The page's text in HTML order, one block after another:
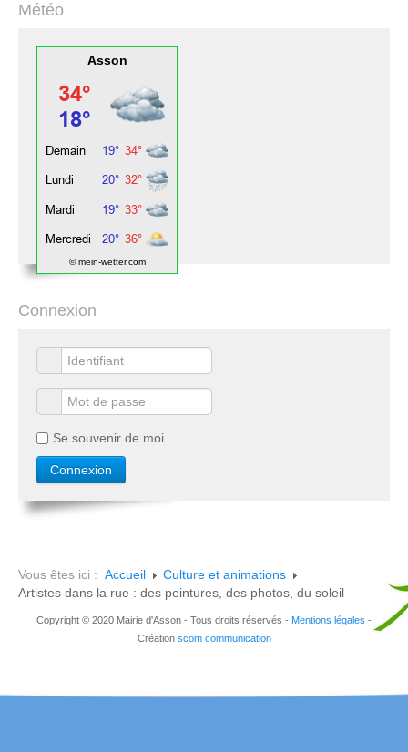
Météo
Asson
© mein-wetter.com
Connexion
Se souvenir de moi
Vous êtes ici : Accueil
Culture et animations
Artistes dans la rue : des peintures, des photos, du soleil
Copyright © 2020 Mairie d'Asson - Tous droits réservés - Mentions légales -
Création scom communication